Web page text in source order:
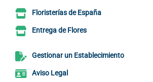
Floristerías de España
Entrega de Flores
Gestionar un Establecimiento
Aviso Legal